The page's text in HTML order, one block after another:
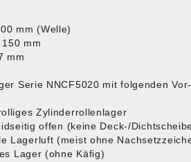
mm (Welle)
mm
mm
Serie NNCF5020 mit folgenden
Zylinderrollenlager
offen (keine Deck-/
Lagerluft (meist ohne
Lager (ohne Käfig)